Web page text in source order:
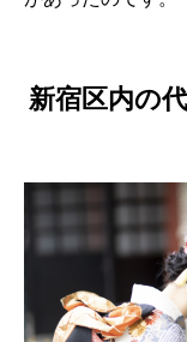
新宿区内の